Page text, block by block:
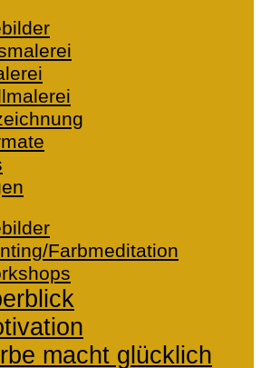
Farbmeditation
macht glücklich